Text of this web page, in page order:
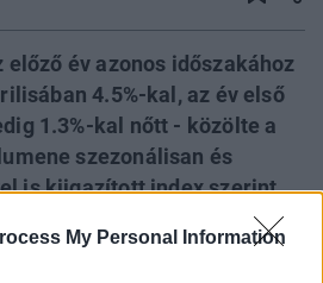
My Personal Information
év azonos időszakához
4.5%-kal, az év első
1.3%-kal nőtt - közölte a
szezonálisan és
is kiigazított index szerint
képest 2.6%-kal, az
viszonyított,